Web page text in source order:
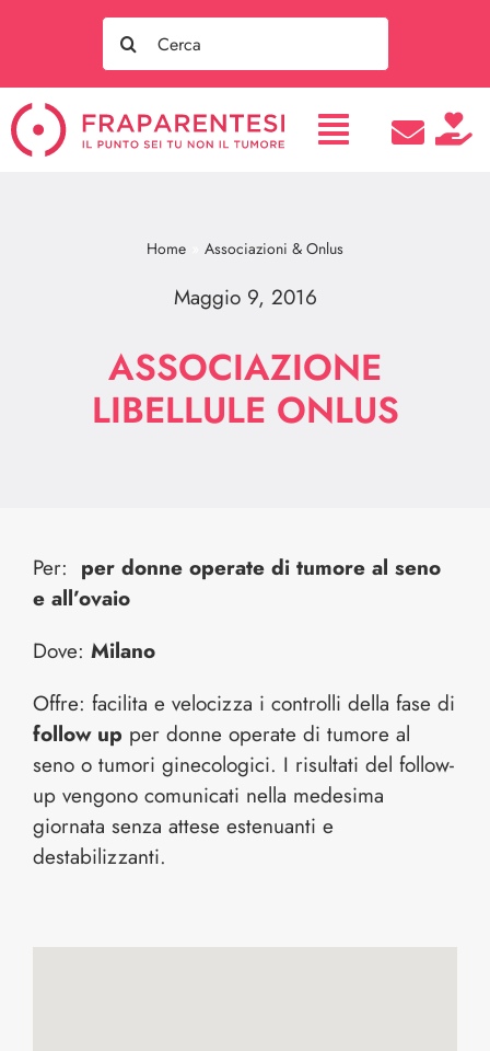
Search
for:
Home Associazioni & Onlus
Maggio 9, 2016
ASSOCIAZIONE
LIBELLULE ONLUS
Per: per donne operate di tumore al seno
e all’ovaio
Dove: Milano
Offre: facilita e velocizza i controlli della fase di
follow up per donne operate di tumore al
seno o tumori ginecologici. I risultati del follow-
up vengono comunicati nella medesima
giornata senza attese estenuanti e
destabilizzanti.